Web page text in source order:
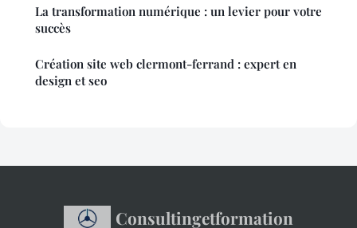
La transformation numérique : un levier pour votre
succès
Création site web clermont-ferrand : expert en
design et seo
Consultingetformation